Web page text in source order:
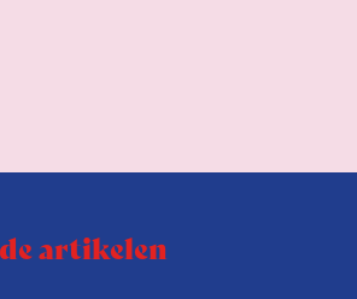
artikelen